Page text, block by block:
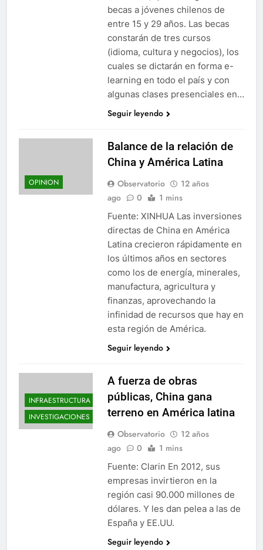
becas a jóvenes chilenos de
entre 15 y 29 años. Las becas
constarán de tres cursos
(idioma, cultura y negocios), los
cuales se dictarán en forma e-
learning en todo el país y con
algunas clases presenciales en…
Seguir leyendo
OPINION
Balance de la relación de
China y América Latina
Observatorio
12 años
ago
0 1 mins
Fuente: XINHUA Las inversiones
directas de China en América
Latina crecieron rápidamente en
los últimos años en sectores
como los de energía, minerales,
manufactura, agricultura y
finanzas, aprovechando la
infinidad de recursos que hay en
esta región de América.
Seguir leyendo
INFRAESTRUCTURA
INVESTIGACIONES
A fuerza de obras
públicas, China gana
terreno en América latina
Observatorio
12 años
ago
0 1 mins
Fuente: Clarin En 2012, sus
empresas invirtieron en la
región casi 90.000 millones de
dólares. Y les dan pelea a las de
España y EE.UU.
Seguir leyendo